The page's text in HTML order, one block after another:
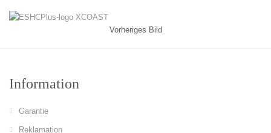
Vorheriges Bild
Information
Garantie
Reklamation